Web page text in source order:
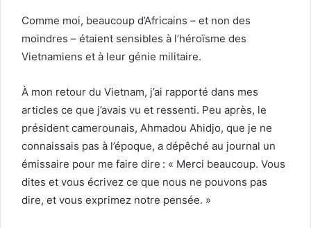
Comme moi, beaucoup d’Africains – et non des
moindres – étaient sensibles à l’héroïsme des
Vietnamiens et à leur génie militaire.
À mon retour du Vietnam, j’ai rapporté dans mes
articles ce que j’avais vu et ressenti. Peu après, le
président camerounais, Ahmadou Ahidjo, que je ne
connaissais pas à l’époque, a dépêché au journal un
émissaire pour me faire dire : « Merci beaucoup. Vous
dites et vous écrivez ce que nous ne pouvons pas
dire, et vous exprimez notre pensée. »